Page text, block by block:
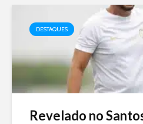
DESTAQUES
Revelado no